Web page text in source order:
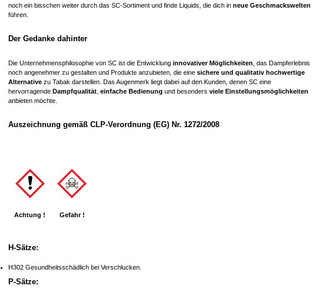
noch ein bisschen weiter durch das SC-Sortiment und finde Liquids, die dich in neue Geschmackswelten
führen.
Der Gedanke dahinter
Die Unternehmensphilosophie von SC ist die Entwicklung innovativer Möglichkeiten , das Dampferlebnis
noch angenehmer zu gestalten und Produkte anzubieten, die eine sichere und qualitativ hochwertige
Alternative zu Tabak darstellen. Das Augenmerk liegt dabei auf den Kunden, denen SC eine
hervorragende Dampfqualität einfache Bedienung und besonders viele Einstellungsmöglichkeiten
anbieten möchte.
Auszeichnung gemäß CLP-Verordnung (EG) Nr. 1272/2008
Achtung ! Gefahr !
H-Sätze:
H302 Gesundheitsschädlich bei Verschlucken.
P-Sätze: